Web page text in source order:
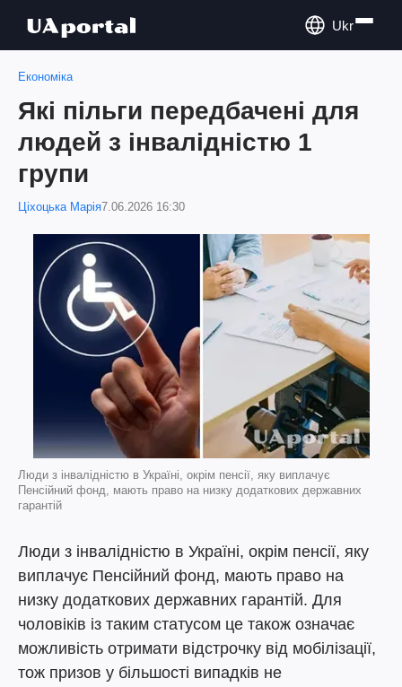
Ukr
Економіка
Які пільги передбачені для
людей з інвалідністю 1
групи
Ціхоцька Марія7.06.2026 16:30
Люди з інвалідністю в Україні, окрім пенсії, яку виплачує
Пенсійний фонд, мають право на низку додаткових державних
гарантій
Люди з інвалідністю в Україні, окрім пенсії, яку
виплачує Пенсійний фонд, мають право на
низку додаткових державних гарантій. Для
чоловіків із таким статусом це також означає
можливість отримати відстрочку від мобілізації,
тож призов у більшості випадків не